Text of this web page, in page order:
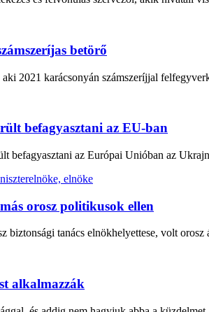
betörő
2021 karácsonyán számszeríjjal
befagyasztani az EU-ban
befagyasztani az Európai Unióban az
orosz politikusok ellen
tanács elnökhelyettese, volt orosz
alkalmazzák